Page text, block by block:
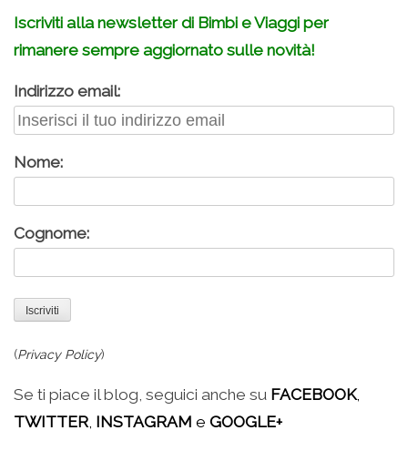
Iscriviti alla newsletter di Bimbi e Viaggi per
rimanere sempre aggiornato sulle novità!
Indirizzo email:
Nome:
Cognome:
(Privacy Policy)
Se ti piace il blog, seguici anche su FACEBOOK,
TWITTER, INSTAGRAM e GOOGLE+